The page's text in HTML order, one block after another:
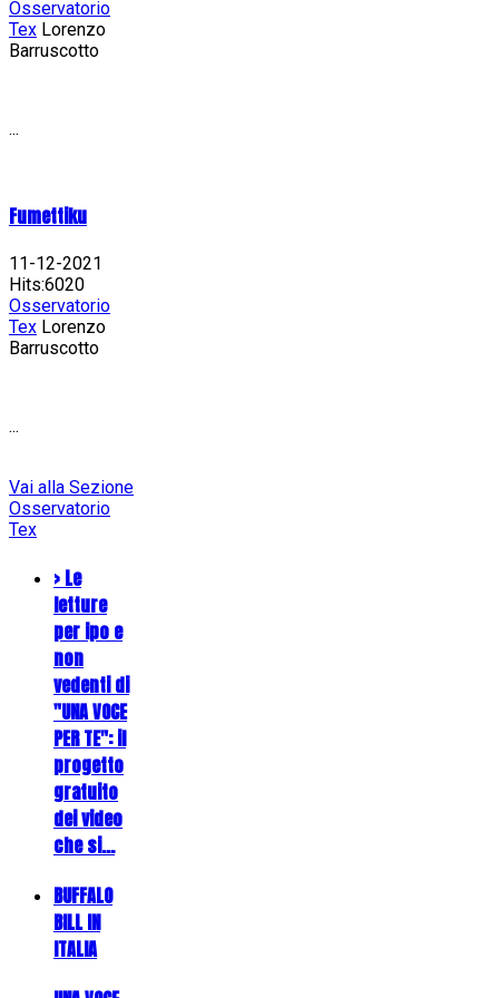
Osservatorio
Tex Lorenzo
Barruscotto
...
Fumettiku
11-12-2021
Hits:6020
Osservatorio
Tex Lorenzo
Barruscotto
...
Vai alla Sezione
Osservatorio
Tex
> Le
letture
per ipo e
non
vedenti di
"UNA VOCE
PER TE": il
progetto
gratuito
dei video
che si…
BUFFALO
BILL IN
ITALIA